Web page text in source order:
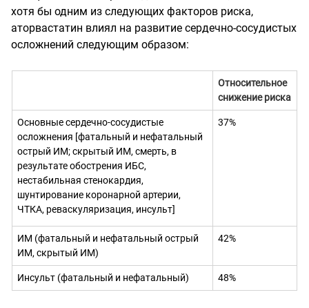
хотя бы одним из следующих факторов риска,
аторвастатин влиял на развитие сердечно-сосудистых
осложнений следующим образом:
Относительное
снижение риска
Основные сердечно-сосудистые
осложнения [фатальный и нефатальный
острый ИМ; скрытый ИМ, смерть, в
результате обострения ИБС,
нестабильная стенокардия,
шунтирование коронарной артерии,
ЧТКА, реваскуляризация, инсульт]
37%
ИМ (фатальный и нефатальный острый
ИМ, скрытый ИМ)
42%
Инсульт (фатальный и нефатальный) 48%